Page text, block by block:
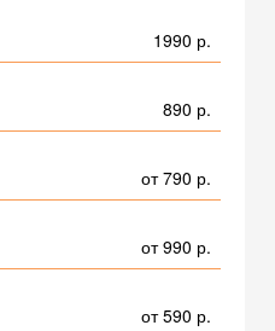
1990 р.
890 р.
от 790 р.
от 990 р.
от 590 р.